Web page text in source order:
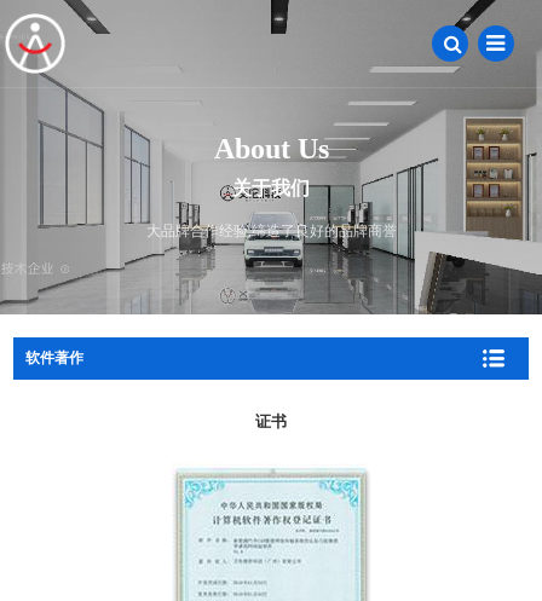
About Us
关于我们
大品牌合作经验,缔造了良好的品牌商誉
软件著作
证书